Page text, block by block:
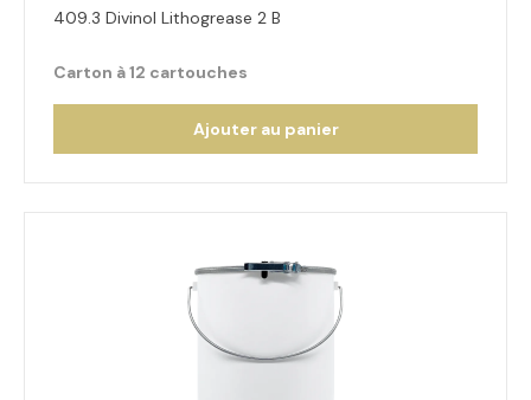
409.3 Divinol Lithogrease 2 B
Carton à 12 cartouches
Ajouter au panier